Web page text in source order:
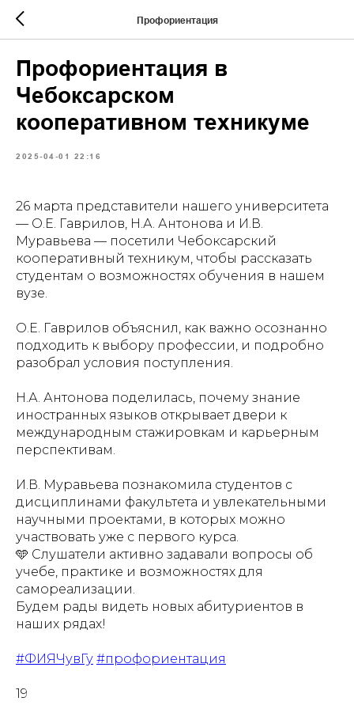
Профориентация
Профориентация в
Чебоксарском
кооперативном техникуме
2025-04-01 22:16
26 марта представители нашего университета
— О.Е. Гаврилов, Н.А. Антонова и И.В.
Муравьева — посетили Чебоксарский
кооперативный техникум, чтобы рассказать
студентам о возможностях обучения в нашем
вузе.
О.Е. Гаврилов объяснил, как важно осознанно
подходить к выбору профессии, и подробно
разобрал условия поступления.
Н.А. Антонова поделилась, почему знание
иностранных языков открывает двери к
международным стажировкам и карьерным
перспективам.
И.В. Муравьева познакомила студентов с
дисциплинами факультета и увлекательными
научными проектами, в которых можно
участвовать уже с первого курса.
🩵 Слушатели активно задавали вопросы об
учебе, практике и возможностях для
самореализации.
Будем рады видеть новых абитуриентов в
наших рядах!
#ФИЯЧувГу #профориентация
19